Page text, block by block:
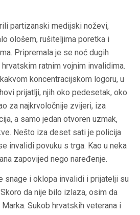
partizanski medijski noževi,
ološem, rušiteljima poretka i
Pripremala je se noć dugih
ratnim vojnim invalidima.
koncentracijskom logoru, u
prijatlji, njih oko pedesetak, oko
za najkrvoločnije zvijeri, iza
a samo jedan otvoren uzmak,
Nešto iza deset sati je policija
invalidi povuku s trga. Kao u neka
zapovijed nego naređenje.
snage i oklopa invalidi i prijatelji su
da nije bilo izlaza, osim da
Sukob hrvatskih veterana i